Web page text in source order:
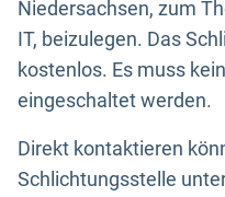
Niedersachsen, zum
IT, beizulegen. Das
kostenlos. Es muss
eingeschaltet werden.
Direkt kontaktieren
Schlichtungsstelle